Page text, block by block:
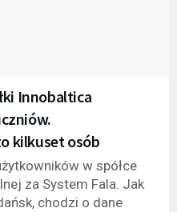
Innobaltica
kilkuset osób
w spółce
za System Fala. Jak
chodzi o dane